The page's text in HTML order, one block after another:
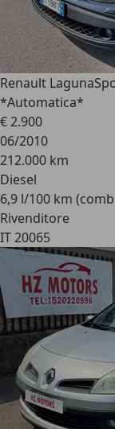
Renault Laguna
*Automatica*
€ 2.900
06/2010
212.000 km
Diesel
6,9 l/100 km
Rivenditore
IT 20065